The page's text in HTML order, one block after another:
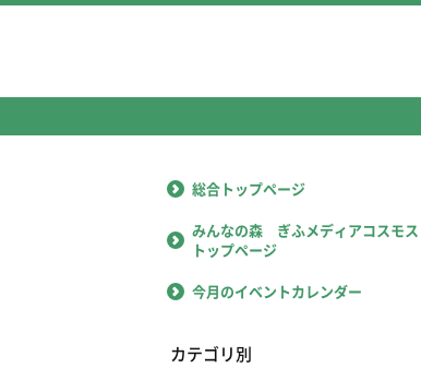
総合トップページ
みんなの森 ぎふメディアコスモス
トップページ
今月のイベントカレンダー
カテゴリ別